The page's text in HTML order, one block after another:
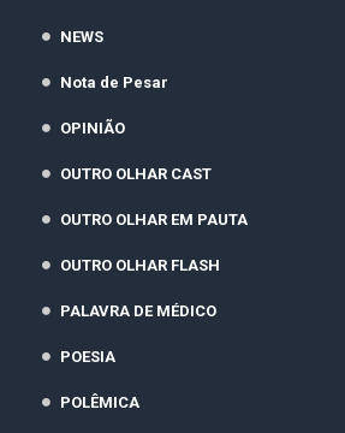
NEWS
Nota de Pesar
OPINIÃO
OUTRO OLHAR CAST
OUTRO OLHAR EM PAUTA
OUTRO OLHAR FLASH
PALAVRA DE MÉDICO
POESIA
POLÊMICA